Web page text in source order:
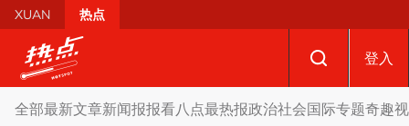
Skip to main content
XUAN 热点
登入
全部最新文章新闻报报看八点最热报政治社会国际专题奇趣